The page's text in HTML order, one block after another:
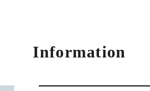
Information